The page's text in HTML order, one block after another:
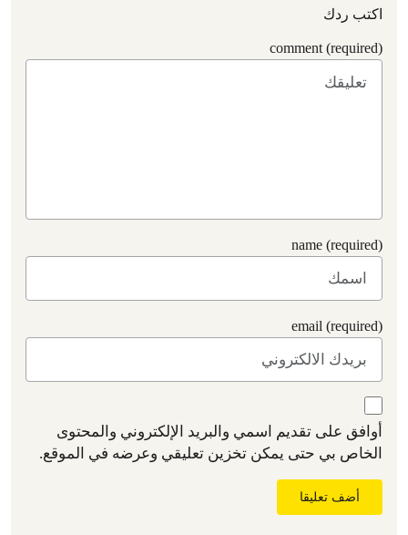
اكتب ردك
comment (required)
name (required)
email (required)
أوافق على تقديم اسمي والبريد الإلكتروني والمحتوى
الخاص بي حتى يمكن تخزين تعليقي وعرضه في الموقع.
أضف تعليقا